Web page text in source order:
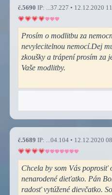
č.5690 IP: ...37.227 • 12.12.2020
Prosím o modlitbu za
nevylecitelnou nemocí.Dej
zkoušky a trápení prosím za
Vaše modlitby.
č.5689 IP: ...04.104 • 12.12.2020
Chcela by som Vás poprosiť
nenarodené dieťatko. Pán
radosť vytúžené dievčatko.